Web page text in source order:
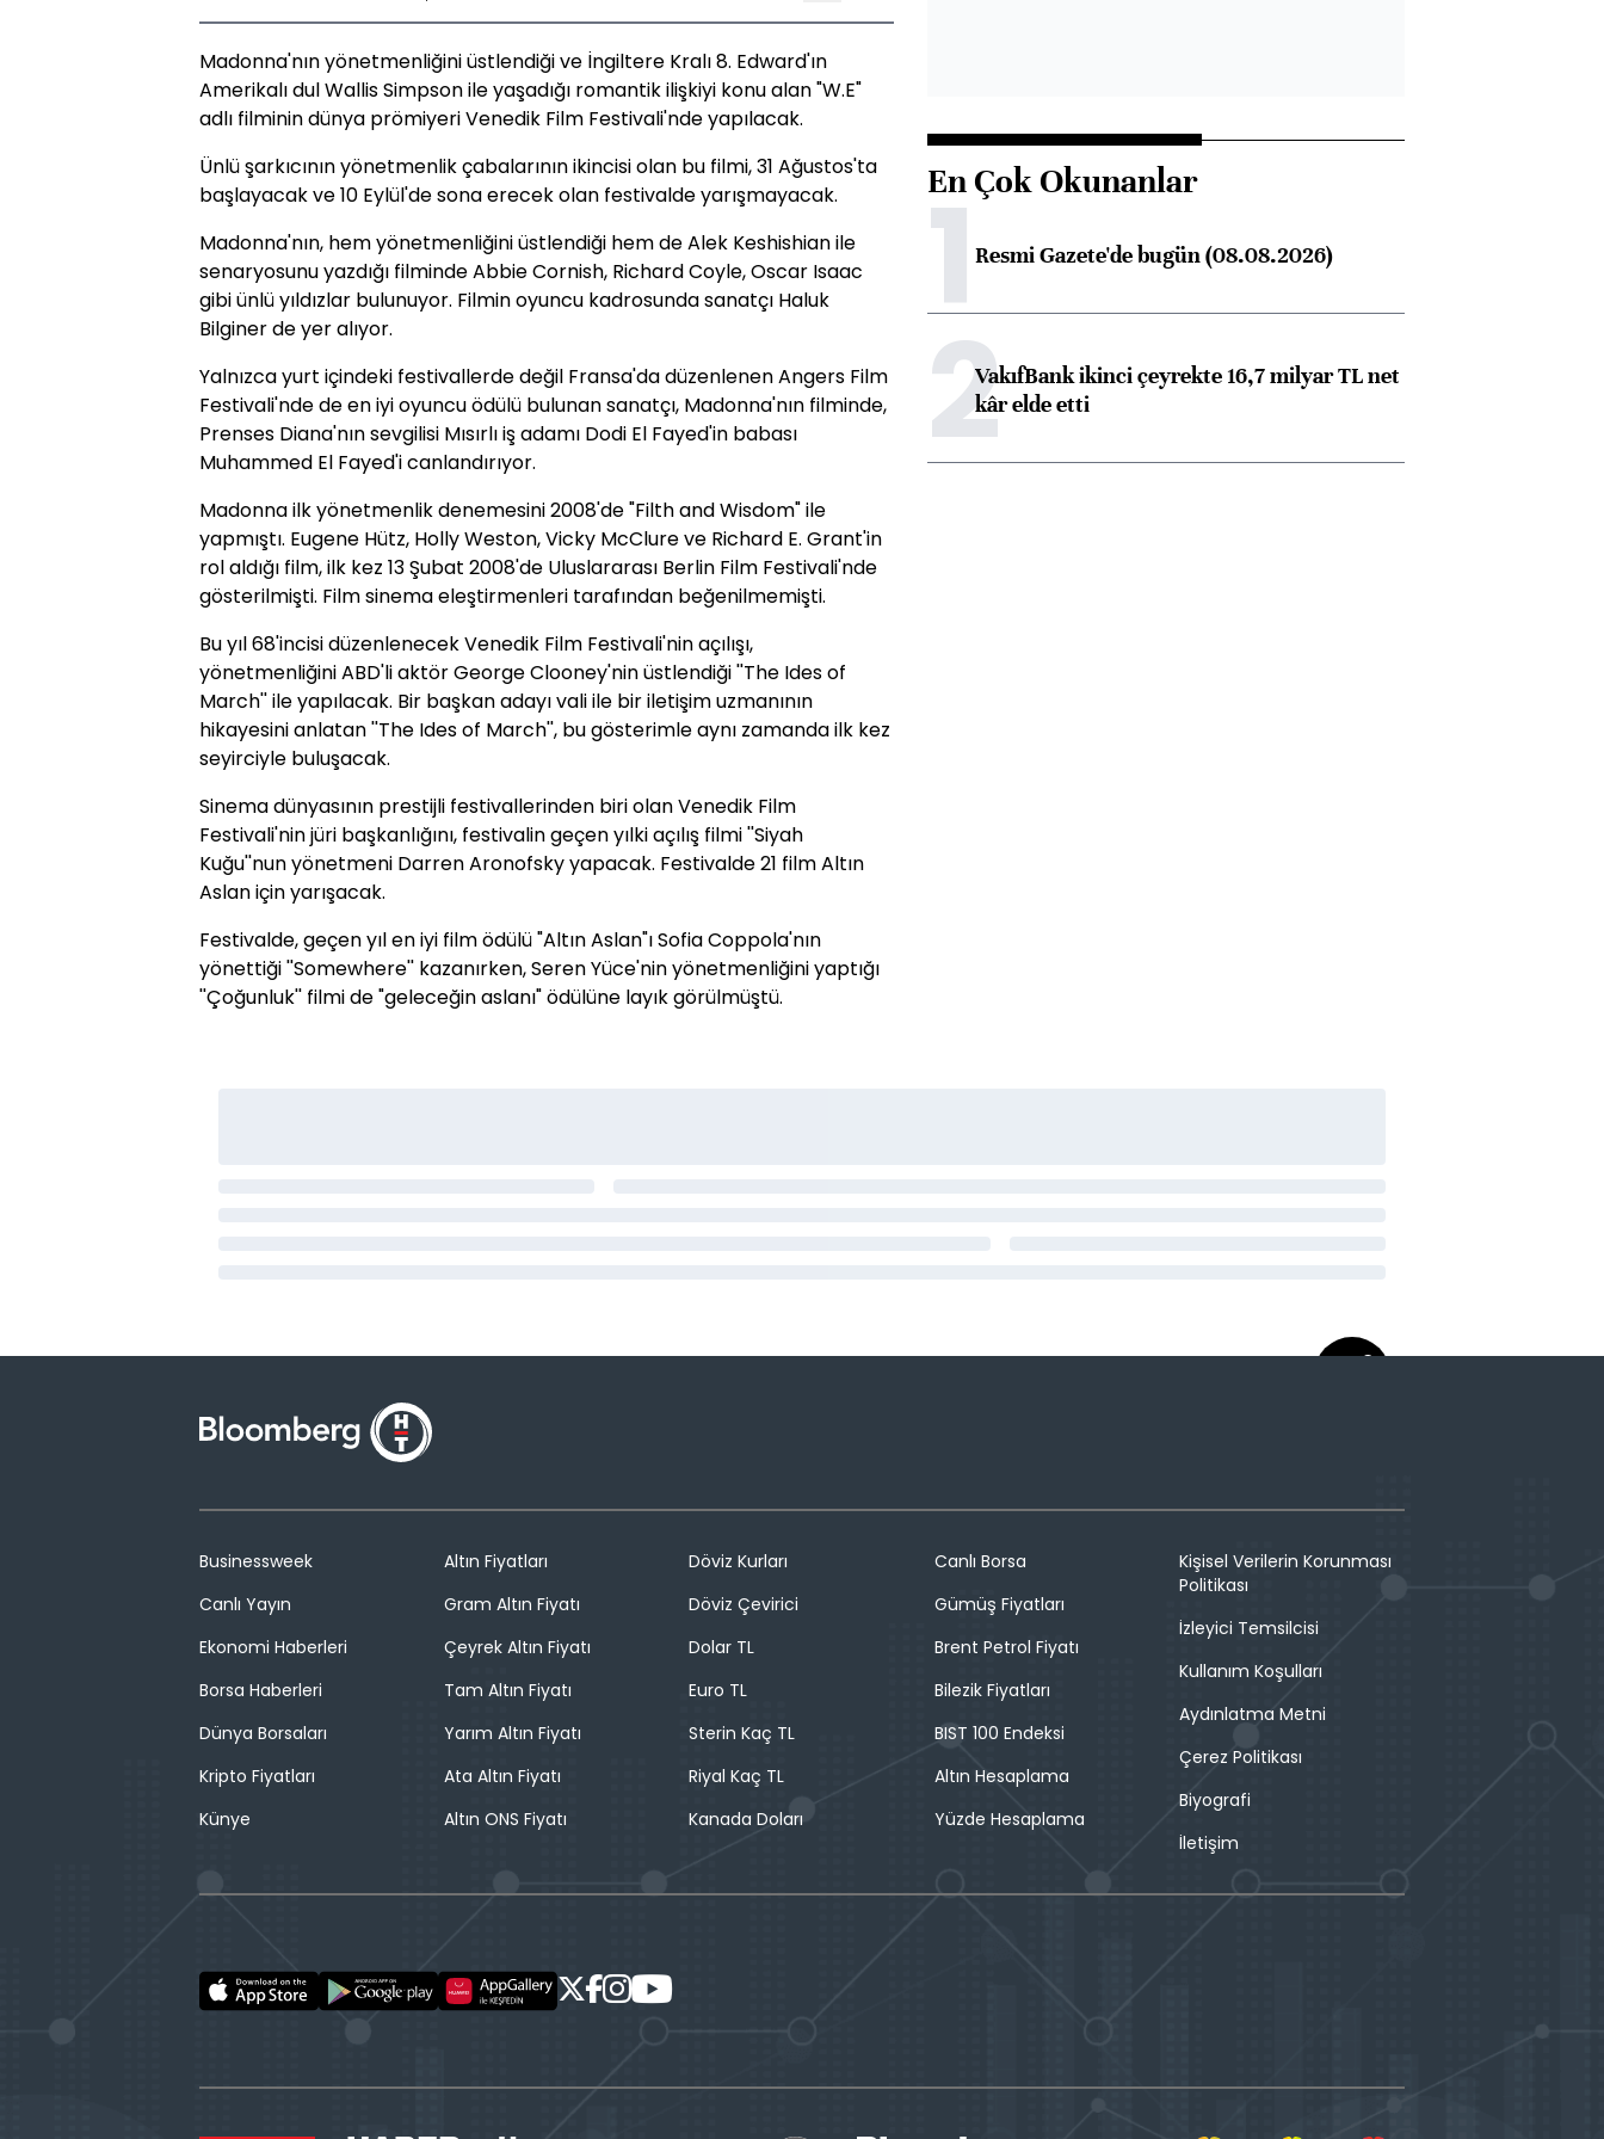
Madonna'nın yönetmenliğini üstlendiği ve İngiltere Kralı 8. Edward'ın
Amerikalı dul Wallis Simpson ile yaşadığı romantik ilişkiyi konu alan "W.E"
adlı filminin dünya prömiyeri Venedik Film Festivali'nde yapılacak.
Ünlü şarkıcının yönetmenlik çabalarının ikincisi olan bu filmi, 31 Ağustos'ta
başlayacak ve 10 Eylül'de sona erecek olan festivalde yarışmayacak.
Madonna'nın, hem yönetmenliğini üstlendiği hem de Alek Keshishian ile
senaryosunu yazdığı filminde Abbie Cornish, Richard Coyle, Oscar Isaac
gibi ünlü yıldızlar bulunuyor. Filmin oyuncu kadrosunda sanatçı Haluk
Bilginer de yer alıyor.
Yalnızca yurt içindeki festivallerde değil Fransa'da düzenlenen Angers Film
Festivali'nde de en iyi oyuncu ödülü bulunan sanatçı, Madonna'nın filminde,
Prenses Diana'nın sevgilisi Mısırlı iş adamı Dodi El Fayed'in babası
Muhammed El Fayed'i canlandırıyor.
Madonna ilk yönetmenlik denemesini 2008'de "Filth and Wisdom" ile
yapmıştı. Eugene Hütz, Holly Weston, Vicky McClure ve Richard E. Grant'in
rol aldığı film, ilk kez 13 Şubat 2008'de Uluslararası Berlin Film Festivali'nde
gösterilmişti. Film sinema eleştirmenleri tarafından beğenilmemişti.
Bu yıl 68'incisi düzenlenecek Venedik Film Festivali'nin açılışı,
yönetmenliğini ABD'li aktör George Clooney'nin üstlendiği ''The Ides of
March'' ile yapılacak. Bir başkan adayı vali ile bir iletişim uzmanının
hikayesini anlatan ''The Ides of March'', bu gösterimle aynı zamanda ilk kez
seyirciyle buluşacak.
Sinema dünyasının prestijli festivallerinden biri olan Venedik Film
Festivali'nin jüri başkanlığını, festivalin geçen yılki açılış filmi ''Siyah
Kuğu''nun yönetmeni Darren Aronofsky yapacak. Festivalde 21 film Altın
Aslan için yarışacak.
Festivalde, geçen yıl en iyi film ödülü "Altın Aslan"ı Sofia Coppola'nın
yönettiği ''Somewhere'' kazanırken, Seren Yüce'nin yönetmenliğini yaptığı
''Çoğunluk'' filmi de "geleceğin aslanı" ödülüne layık görülmüştü.
En Çok Okunanlar
1Resmi Gazete'de bugün (08.08.2026)
2VakıfBank ikinci çeyrekte 16,7 milyar TL net
kâr elde etti
Businessweek
Canlı Yayın
Ekonomi Haberleri
Borsa Haberleri
Dünya Borsaları
Kripto Fiyatları
Künye
Altın Fiyatları
Gram Altın Fiyatı
Çeyrek Altın Fiyatı
Tam Altın Fiyatı
Yarım Altın Fiyatı
Ata Altın Fiyatı
Altın ONS Fiyatı
Döviz Kurları
Döviz Çevirici
Dolar TL
Euro TL
Sterin Kaç TL
Riyal Kaç TL
Kanada Doları
Canlı Borsa
Gümüş Fiyatları
Brent Petrol Fiyatı
Bilezik Fiyatları
BIST 100 Endeksi
Altın Hesaplama
Yüzde Hesaplama
Kişisel Verilerin Korunması
Politikası
İzleyici Temsilcisi
Kullanım Koşulları
Aydınlatma Metni
Çerez Politikası
Biyografi
İletişim